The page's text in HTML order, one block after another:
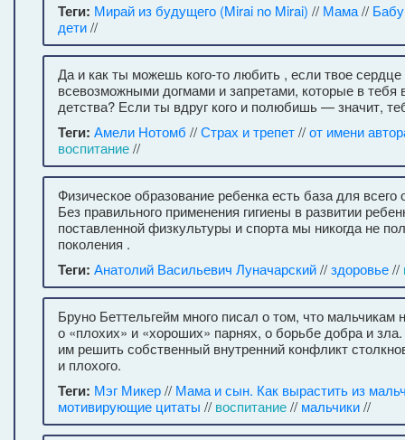
Теги: Мирай из будущего (Mirai no Mirai) // Мама//
дети//
Да и как ты можешь кого-то любить , если твое сердце
всевозможными догмами и запретами, которые в тебя
детства? Если ты вдруг кого и полюбишь — значит,
Теги: Амели Нотомб //Страх и трепет//от имени
воспитание//
Физическое образование ребенка есть база для всего
Без правильного применения гигиены в развитии
поставленной физкультуры и спорта мы никогда не
поколения .
Теги: Анатолий Васильевич Луначарский//здоровье//
Бруно Беттельгейм много писал о том, что мальчикам
о «плохих» и «хороших» парнях, о борьбе добра и
им решить собственный внутренний конфликт
и плохого.
Теги: Мэг Микер// Мама и сын. Как вырастить из
мотивирующие цитаты // воспитание// мальчики//